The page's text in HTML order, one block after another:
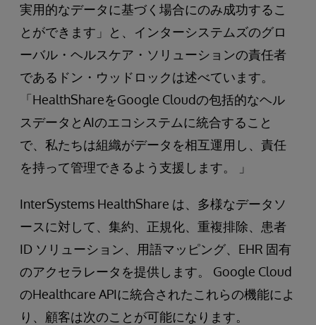
実用的なデータに基づく場合にのみ成功するこ
とができます」と、インターシステムズのグロ
ーバル・ヘルスケア・ソリューションの責任者
であるドン・ウッドロックは述べています。
「HealthShareをGoogle Cloudの包括的なヘル
スデータとAIのエコシステムに統合すること
で、私たちは組織がデータを相互運用し、責任
を持って管理できるよう支援します。 」
InterSystems HealthShare は、多様なデータソ
ースに対して、集約、正規化、重複排除、患者
ID ソリューション、用語マッピング、EHR 固有
のアクセラレータを提供します。 Google Cloud
のHealthcare APIに統合されたこれらの機能によ
り、顧客は次のことが可能になります。